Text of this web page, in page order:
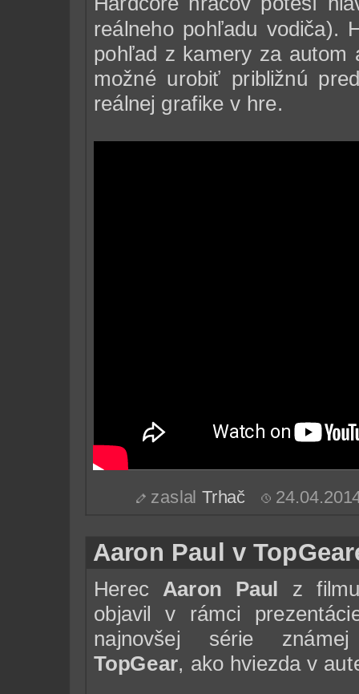
reálneho pohľadu vodiča).
pohľad z kamery za
možné urobiť približnú
reálnej grafike v hre.
zaslalTrhač
Aaron Paul v
Herec Aaron Paul z
objavil v rámci
najnovšej série
TopGear, ako hviezda v